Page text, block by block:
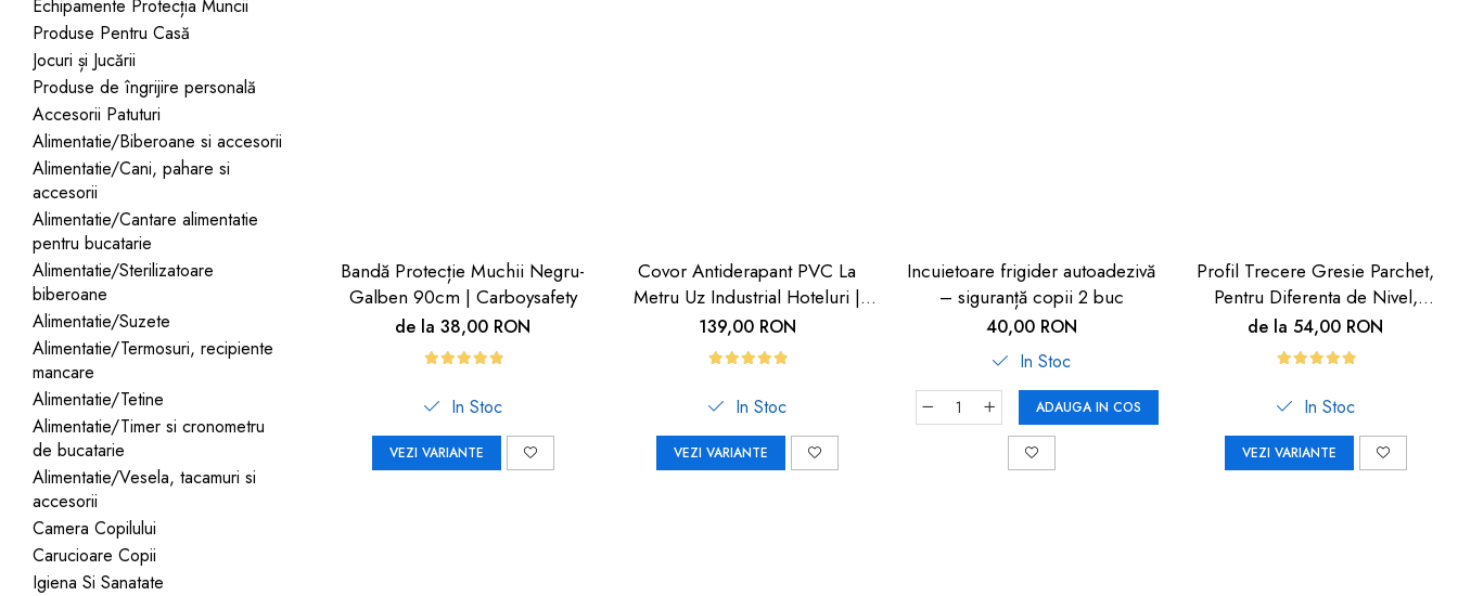
Produse de protecție
mobilier industrial
Bandă avertizare
Cărucioare copii
Accesorii Cărucioare
Set protecții copii
Scaune auto copii
Siguranță auto copii
Tapet protector perete
camera copiilor
Incălzitoare biberoane
copii
Termosuri, recipiente
mâncare pentru copii
Suzete bebe
Termometre copii
Căști antifonice copii și
dopuri de urechi
Produse îngrijire copii
Igiena copii
Jocuri de familie sau grup
Masinute, avioane,
motociclete
Jocuri de pictura si desen
Jucarii muzicale
Jucării educative copii
Biciclete și Triciclete
Echipamente Protecția Muncii
Produse Pentru Casă
Jocuri și Jucării
Produse de îngrijire personală
Accesorii Patuturi
Alimentatie/Biberoane si accesorii
Alimentatie/Cani, pahare si
accesorii
Alimentatie/Cantare alimentatie
pentru bucatarie
Alimentatie/Sterilizatoare
biberoane
Alimentatie/Suzete
Alimentatie/Termosuri, recipiente
mancare
Alimentatie/Tetine
Alimentatie/Timer si cronometru
de bucatarie
Alimentatie/Vesela, tacamuri si
accesorii
Camera Copilului
Carucioare Copii
Igiena Si Sanatate
Bandă Protecție Muchii Negru-
Galben 90cm | Carboysafety
de la 38,00 RON
In Stoc
VEZI VARIANTE
Covor Antiderapant PVC La
Metru Uz Industrial Hoteluri |
Carboysafety
139,00 RON
In Stoc
VEZI VARIANTE
Incuietoare frigider autoadezivă
– siguranță copii 2 buc
40,00 RON
In Stoc
ADAUGA IN COS
Profil Trecere Gresie Parchet,
Pentru Diferenta de Nivel,
Culoare Lemn Închis,
Autoadeziv, 90cm
de la 54,00 RON
In Stoc
VEZI VARIANTE